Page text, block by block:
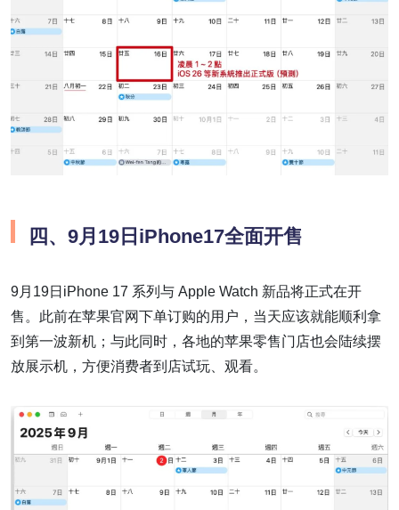
四、9月19日iPhone17全面开售
9月19日iPhone 17 系列与 Apple Watch 新品将正式在开
售。此前在苹果官网下单订购的用户，当天应该就能顺利拿
到第一波新机；与此同时，各地的苹果零售门店也会陆续摆
放展示机，方便消费者到店试玩、观看。